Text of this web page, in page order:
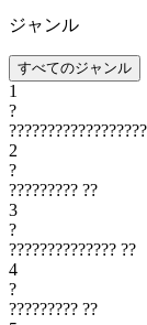
ジャンル
すべてのジャンル
1
?
??????????????????
2
?
????????? ??
3
?
?????????????? ??
4
?
????????? ??